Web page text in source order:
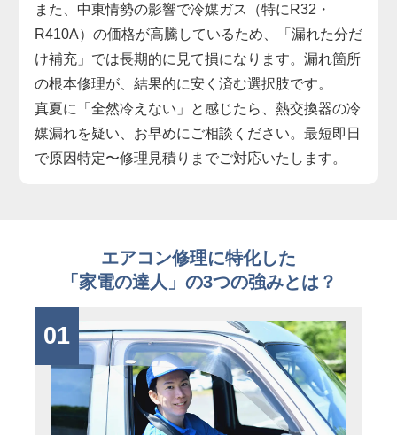
また、中東情勢の影響で冷媒ガス（特にR32・
R410A）の価格が高騰しているため、「漏れた分だ
け補充」では長期的に見て損になります。漏れ箇所
の根本修理が、結果的に安く済む選択肢です。
真夏に「全然冷えない」と感じたら、熱交換器の冷
媒漏れを疑い、お早めにご相談ください。最短即日
で原因特定〜修理見積りまでご対応いたします。
エアコン修理に特化した
「家電の達人」の3つの強みとは？
01